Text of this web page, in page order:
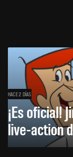
HACE 2 DÍAS
¡Es oficial!
live-action